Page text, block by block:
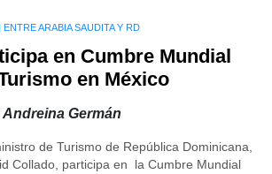
ARABIA SAUDITA Y RD
en Cumbre Mundial
en México
Andreina Germán
de Turismo de República Dominicana,
Collado, participa en la Cumbre Mundial